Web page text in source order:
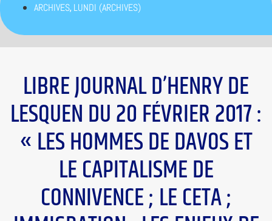
ARCHIVES,LUNDI (ARCHIVES)
LIBRE JOURNAL D’HENRY DE
LESQUEN DU 20 FÉVRIER 2017 :
« LES HOMMES DE DAVOS ET
LE CAPITALISME DE
CONNIVENCE ; LE CETA ;